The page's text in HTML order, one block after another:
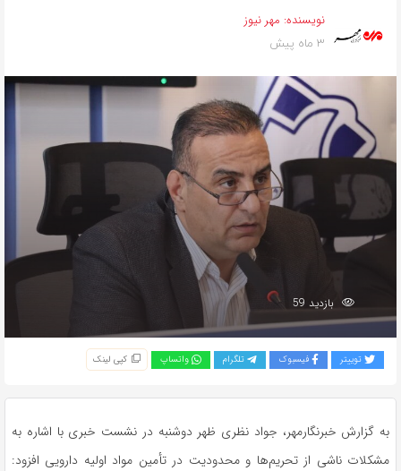
نویسنده: مهر نیوز
3 ماه پیش
بازدید 59
توییتر فیسبوک تلگرام واتساپ کپی لینک
به گزارش خبرنگارمهر، جواد نظری ظهر دوشنبه در نشست خبری با اشاره به
مشکلات ناشی از تحریم‌ها و محدودیت در تأمین مواد اولیه دارویی افزود: